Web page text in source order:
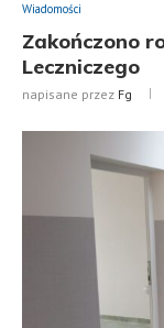
Wiadomości
Zakończono
Leczniczego
napisane przez Fg